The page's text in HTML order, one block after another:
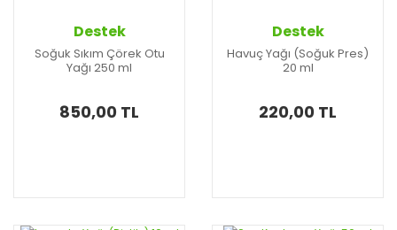
Destek
Soğuk Sıkım Çörek Otu
Yağı 250 ml
850,00 TL
Destek
Havuç Yağı (Soğuk Pres)
20 ml
220,00 TL